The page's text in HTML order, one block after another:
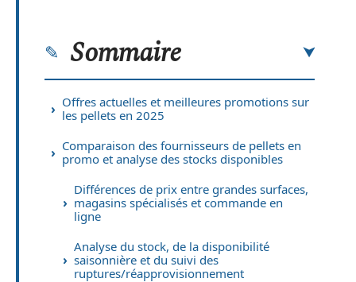
Sommaire
Offres actuelles et meilleures promotions sur
les pellets en 2025
Comparaison des fournisseurs de pellets en
promo et analyse des stocks disponibles
Différences de prix entre grandes surfaces,
magasins spécialisés et commande en
ligne
Analyse du stock, de la disponibilité
saisonnière et du suivi des
ruptures/réapprovisionnement